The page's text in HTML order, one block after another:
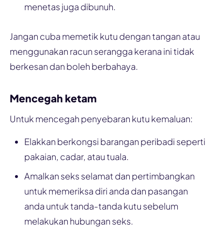
menetas juga dibunuh.
Jangan cuba memetik kutu dengan tangan atau
menggunakan racun serangga kerana ini tidak
berkesan dan boleh berbahaya.
Mencegah ketam
Untuk mencegah penyebaran kutu kemaluan:
Elakkan berkongsi barangan peribadi seperti
pakaian, cadar, atau tuala.
Amalkan seks selamat dan pertimbangkan
untuk memeriksa diri anda dan pasangan
anda untuk tanda-tanda kutu sebelum
melakukan hubungan seks.